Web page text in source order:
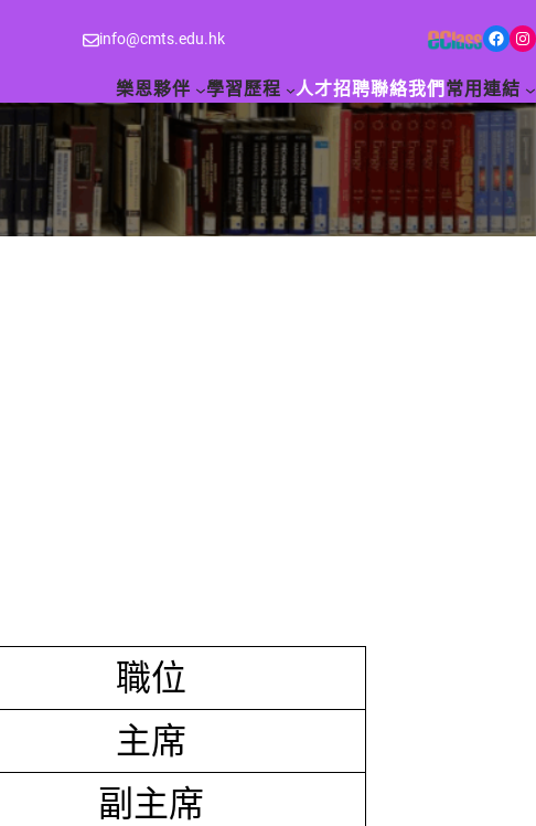
info@cmts.edu.hk Facebook Instagram
樂恩夥伴 學習歷程 人才招聘聯絡我們 常用連結
職位
主席
副主席